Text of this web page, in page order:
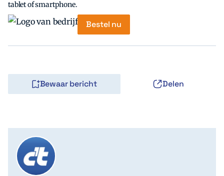
tablet of smartphone.
Bestel nu
Bewaar bericht Delen